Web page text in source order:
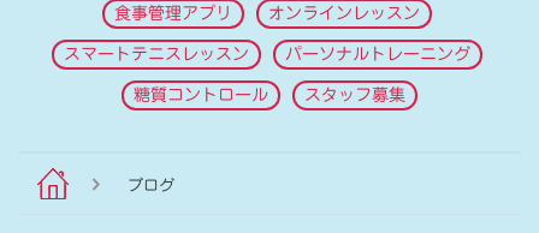
食事管理アプリ オンラインレッスン
スマートテニスレッスン パーソナルトレーニング
糖質コントロール スタッフ募集
ブログ